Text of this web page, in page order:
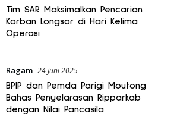
Tim SAR Maksimalkan Pencarian
Korban Longsor di Hari Kelima
Operasi
Ragam 24 Juni 2025
BPIP dan Pemda Parigi Moutong
Bahas Penyelarasan Ripparkab
dengan Nilai Pancasila